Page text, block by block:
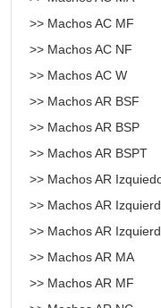
>> Machos AC MF
>> Machos AC NF
>> Machos AC W
>> Machos AR BSF
>> Machos AR BSP
>> Machos AR BSPT
>> Machos AR
>> Machos AR
>> Machos AR
>> Machos AR MA
>> Machos AR MF